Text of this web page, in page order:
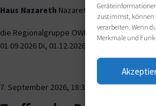
zustimmst, können
verarbeiten. Wenn
Merkmale und
Haus Nazareth Nazarethweg 5, Bielefeld
die Regionalgruppe OWL trifft sich wie
01.09.2026 Di, 01.12.2026 jeweils von 19 bis 21
7. September 2026, 18:30 21:30